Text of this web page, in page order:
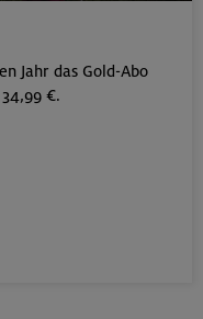
Jahr das Gold-Abo
€.